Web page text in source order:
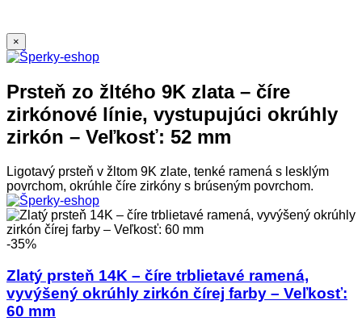
×
Prsteň zo žltého 9K zlata – číre
zirkónové línie, vystupujúci okrúhly
zirkón – Veľkosť: 52 mm
Ligotavý prsteň v žltom 9K zlate, tenké ramená s lesklým
povrchom, okrúhle číre zirkóny s brúseným povrchom.
-35%
Zlatý prsteň 14K – číre trblietavé ramená,
vyvýšený okrúhly zirkón čírej farby – Veľkosť:
60 mm